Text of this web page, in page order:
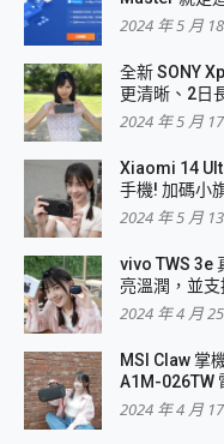
2024 年 5 月
全新 SONY
更清晰、2日
2024 年 5 月
Xiaomi 14
手機! 加碼小
2024 年 5 月
vivo TWS 3e
亮溫潤，並
2024 年 4 月
MSI Claw 掌
A1M-026TW
2024 年 4 月